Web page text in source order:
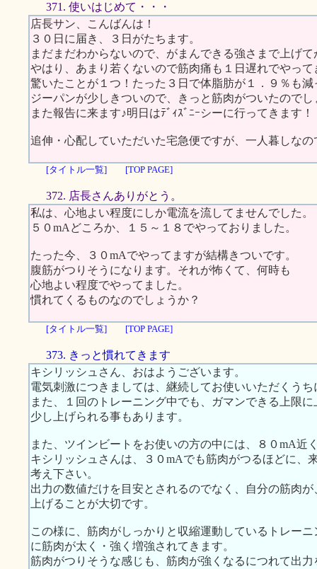
371. 使いはじめて・・・
店長サン、こんばんは！
３０日に届き、３日がたちます。
まだまだわからないので、がまんできる強さまで上げ
やはり、あまり若くないので筋肉痛も１日遅れでやっ
驚いたことが１つ！たった３日で体脂肪が１．９％も
ジーパンが少しきついので、きっと筋肉がついたのでし
また報告に来ます♪明日はﾃﾞｨｽﾞﾆｰシーに行ってきます！
追伸・心配していただいた宅急便ですが、一人暮しな
[タイトル一覧] [TOP PAGE]
372. 店長さんありがとう。
私は、心地よい程度にしか電流を流してませんでした。
５０mAどころか、１５～１８でやっておりました。
たった今、３０mAでやってますが結構きついです。
腹筋がつりそうになります。それが怖くて、何時も
心地よい程度でやってました。
慣れてくるものなのでしょうか？
[タイトル一覧] [TOP PAGE]
373. きっと慣れてきます
キシリッシュさん、おはようございます。
電気刺激につきましては、継続してお使いいただくう
また、１回のトレーニング中でも、ガマンできる上限
少し上げられる事もあります。
また、ツインビートをお使いの方の中には、８０mA近
キシリッシュさんは、３０mAでも筋肉がつるほどに、
考え下さい。
出力の数値だけを目安とされるのでなく、自分の筋肉
上げることが大切です。
この様に、筋肉がしっかりと収縮運動しているトレー
に筋肉が太く・強く増強されてきます。
筋肉がつりそうな感じも、筋肉が強くなるにつれて出